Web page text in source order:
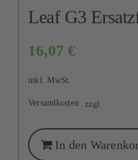
Leaf G3
16,07€
inkl. MwSt.
zzgl.
Versandkosten
In den